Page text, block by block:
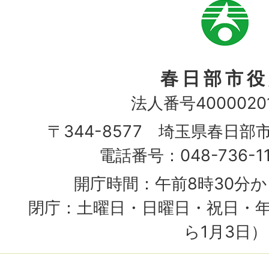
市
章
春日部市
法人番号
〒344-8577 埼玉県春日部
電話番号：048-736-
開庁時間：午前8時30分
閉庁：土曜日・日曜日・祝日・
ら1月3日）